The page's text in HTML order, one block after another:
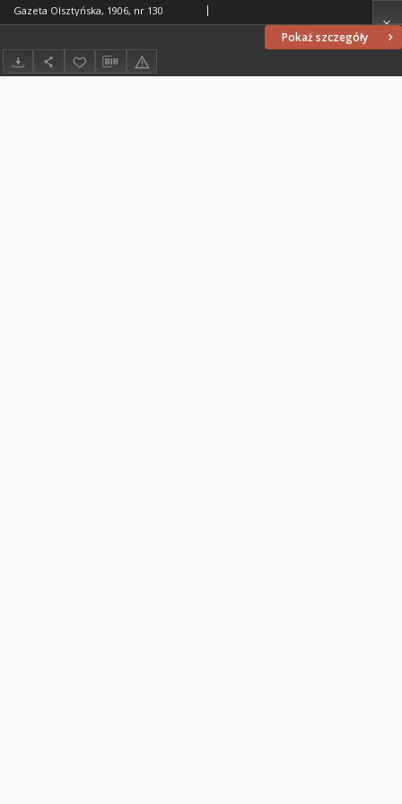
Pokaż szczegóły
Gazeta Olsztyńska, 1906, nr 130